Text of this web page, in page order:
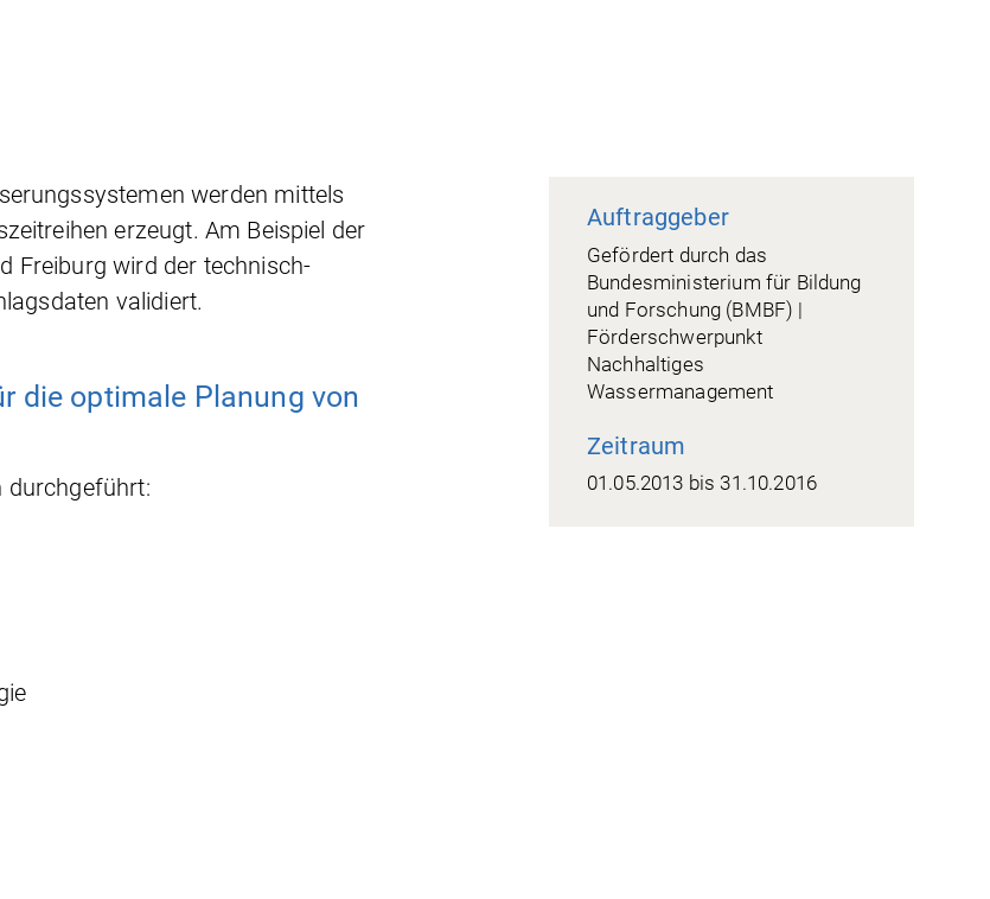
werden mittels
erzeugt. Am Beispiel der
Freiburg wird der technisch-
validiert.
die optimale Planung von
durchgeführt:
Auftraggeber
Gefördert durch das
Bundesministerium für Bildung
und Forschung (BMBF) |
Förderschwerpunkt
Nachhaltiges
Wassermanagement
Zeitraum
01.05.2013 bis 31.10.2016